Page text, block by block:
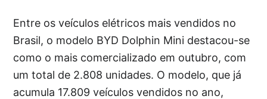
Entre os veículos elétricos mais vendidos no
Brasil, o modelo BYD Dolphin Mini destacou-se
como o mais comercializado em outubro, com
um total de 2.808 unidades. O modelo, que já
acumula 17.809 veículos vendidos no ano,